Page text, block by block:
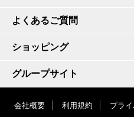
よくあるご質問
ショッピング
グループサイト
会社概要 利用規約 プラ